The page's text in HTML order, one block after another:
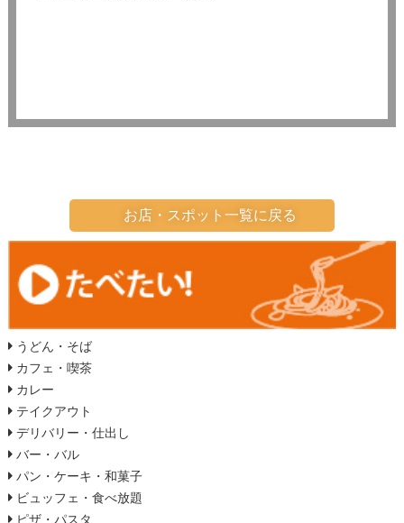
お店・スポット一覧に戻る
うどん・そば
カフェ・喫茶
カレー
テイクアウト
デリバリー・仕出し
バー・バル
パン・ケーキ・和菓子
ビュッフェ・食べ放題
ピザ・パスタ